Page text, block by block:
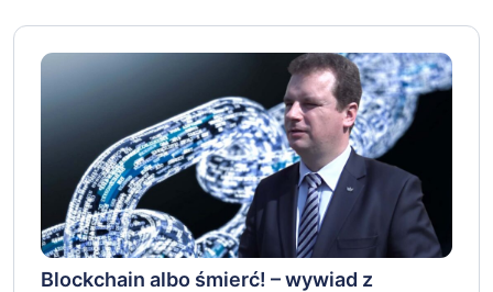
Blockchain albo śmierć! – wywiad z